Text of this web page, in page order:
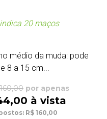
20 maços
médio da muda: pode
8 a 15 cm...
por apenas
à vista
R$ 160,00